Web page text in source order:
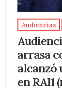
Audiencias
arrasa
alcanzó
en